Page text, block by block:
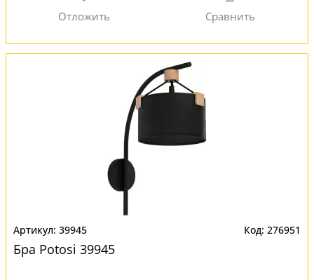
39945 276951
Бра Potosi 39945